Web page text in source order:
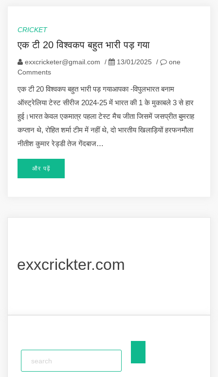
CRICKET
एक टी 20 विश्वकप बहुत भारी पड़ गया
exxcricketer@gmail.com / 13/01/2025 /
one
Comments
एक टी 20 विश्वकप बहुत भारी पड़ गयाआपका -विपुलभारत बनाम
ऑस्ट्रेलिया टेस्ट सीरीज 2024-25 में भारत की 1 के मुकाबले 3 से हार
हुई।भारत केवल एकमात्र पहला टेस्ट मैच जीता जिसमें जसप्रीत बुमराह
कप्तान थे, रोहित शर्मा टीम में नहीं थे, दो भारतीय खिलाड़ियों हरफनमौला
नीतीश कुमार रेड्डी तेज गेंदबाज…
और पढ़ें
exxcrickter.com